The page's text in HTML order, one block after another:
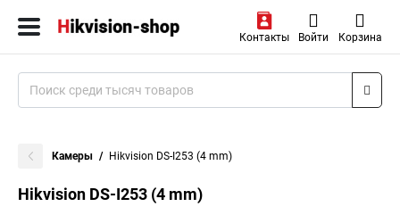
Контакты Войти Корзина
Камеры Hikvision DS-I253 (4 mm)
Hikvision DS-I253 (4 mm)